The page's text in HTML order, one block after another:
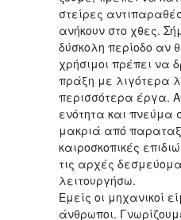
στείρες
ανήκουν στο χθες.
δύσκολη περίοδο αν
χρήσιμοι πρέπει να
πράξη με λιγότερα
περισσότερα έργα.
ενότητα και πνεύμα
μακριά από
καιροσκοπικές
τις αρχές
λειτουργήσω.
Εμείς οι μηχανικοί
άνθρωποι.